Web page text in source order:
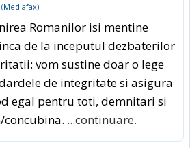
(Mediafax)
Romanilor isi mentine
de la inceputul dezbaterilor
vom sustine doar o lege
de integritate si asigura
egal pentru toti, demnitari si
concubina. ...continuare.